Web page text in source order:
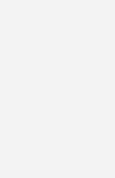
früher rheumatoider